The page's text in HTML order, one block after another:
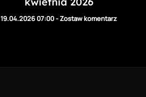
19.04.2026 07:00-Zostaw komentarz